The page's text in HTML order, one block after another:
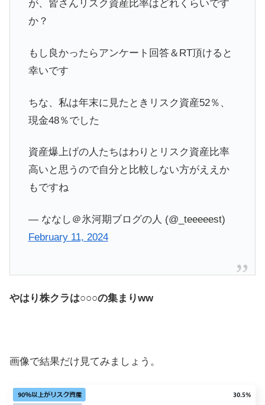
が、皆さんリスク資産比率はどれくらいです
か？
もし良かったらアンケート回答＆RT頂けると
幸いです
ちな、私は年末に見たときリスク資産52％、
現金48％でした
資産爆上げの人たちはわりとリスク資産比率
高いと思うので自分と比較しない方がええか
もですね
— ななし＠氷河期ブログの人 (@_teeeeest)
February 11, 2024
やはり株クラは○○○の集まりww
画像で結果だけ見てみましょう。